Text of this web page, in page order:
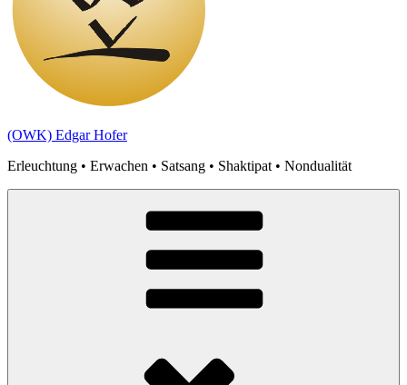
(OWK) Edgar Hofer
Erleuchtung • Erwachen • Satsang • Shaktipat • Nondualität